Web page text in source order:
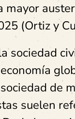
mayor
(Ortiz y
sociedad
de
suelen